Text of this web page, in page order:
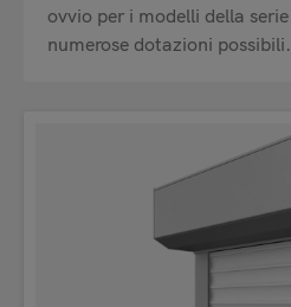
ovvio per i modelli della
numerose dotazioni possibili.